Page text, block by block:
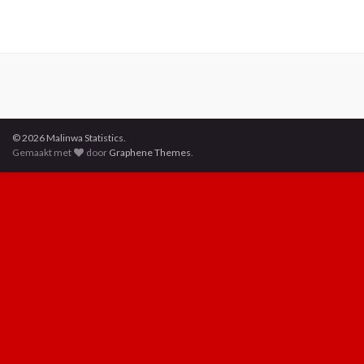
© 2026 Malinwa Statistics.
Gemaakt met
door Graphene Themes.